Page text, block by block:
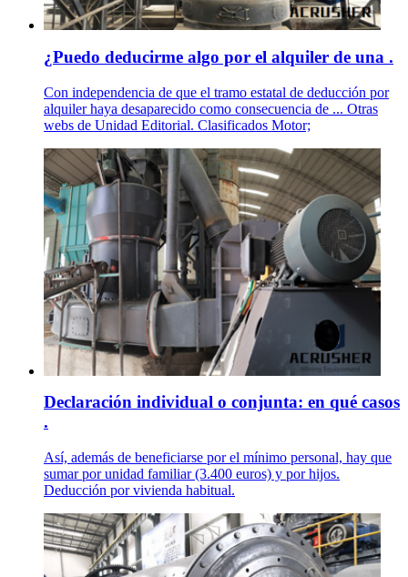
¿Puedo deducirme algo por el alquiler de una .
Con independencia de que el tramo estatal de deducción por
alquiler haya desaparecido como consecuencia de ... Otras
webs de Unidad Editorial. Clasificados Motor;
Declaración individual o conjunta: en qué casos
.
Así, además de beneficiarse por el mínimo personal, hay que
sumar por unidad familiar (3.400 euros) y por hijos.
Deducción por vivienda habitual.